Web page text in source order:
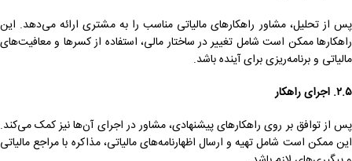
پس از تحلیل، مشاور راهکارهای مالیاتی مناسب را به مشتری ارائه می‌دهد. این
راهکارها ممکن است شامل تغییر در ساختار مالی، استفاده از کسرها و معافیت‌های
مالیاتی و برنامه‌ریزی برای آینده باشد.
۲.۵. اجرای راهکار
پس از توافق بر روی راهکارهای پیشنهادی، مشاور در اجرای آن‌ها نیز کمک می‌کند.
این ممکن است شامل تهیه و ارسال اظهارنامه‌های مالیاتی، مذاکره با مراجع مالیاتی